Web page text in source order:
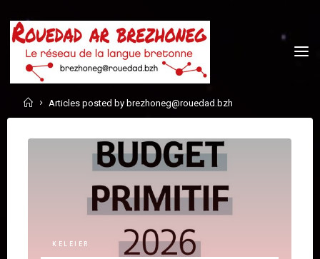
content
HomeArticles posted by brezhoneg@rouedad.bzh
KELEIER